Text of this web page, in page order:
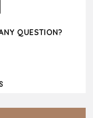
QUESTION?